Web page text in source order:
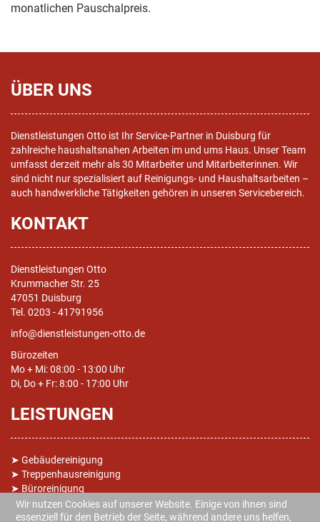
monatlichen Pauschalpreis.
ÜBER UNS
Dienstleistungen Otto ist Ihr Service-Partner in Duisburg für
zahlreiche haushaltsnahen Arbeiten im und ums Haus. Unser Team
umfasst derzeit mehr als 30 Mitarbeiter und Mitarbeiterinnen. Wir
sind nicht nur spezialisiert auf Reinigungs- und Haushaltsarbeiten –
auch handwerkliche Tätigkeiten gehören in unseren Servicebereich.
KONTAKT
Dienstleistungen Otto
Krummacher Str. 25
47051 Duisburg
Tel. 0203 - 41791956
info@dienstleistungen-otto.de
Bürozeiten
Mo + Mi: 08:00 - 13:00 Uhr
Di, Do + Fr: 8:00 - 17:00 Uhr
LEISTUNGEN
➤ Gebäudereinigung
➤ Treppenhausreinigung
➤ Büroreinigung
➤ Grundreinigungen
➤Fensterreinigung
Wir nutzen Cookies auf unserer Website. Einige von ihnen sind
essenziell für den Betrieb der Seite, während andere uns helfen,